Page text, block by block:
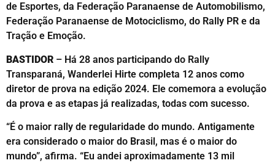
de Esportes, da Federação Paranaense de Automobilismo,
Federação Paranaense de Motociclismo, do Rally PR e da
Tração e Emoção.
BASTIDOR – Há 28 anos participando do Rally
Transparaná, Wanderlei Hirte completa 12 anos como
diretor de prova na edição 2024. Ele comemora a evolução
da prova e as etapas já realizadas, todas com sucesso.
“É o maior rally de regularidade do mundo. Antigamente
era considerado o maior do Brasil, mas é o maior do
mundo”, afirma. “Eu andei aproximadamente 13 mil